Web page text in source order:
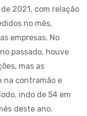
2021, com relação
no mês,
empresas. No
passado, houve
mas as
na contramão e
indo de 54 em
deste ano.